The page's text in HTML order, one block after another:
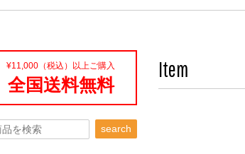
Item
¥11,000（税込）以上ご購入
全国送料無料
search